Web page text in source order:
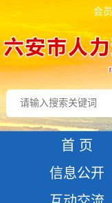
会
首 页
信息公开